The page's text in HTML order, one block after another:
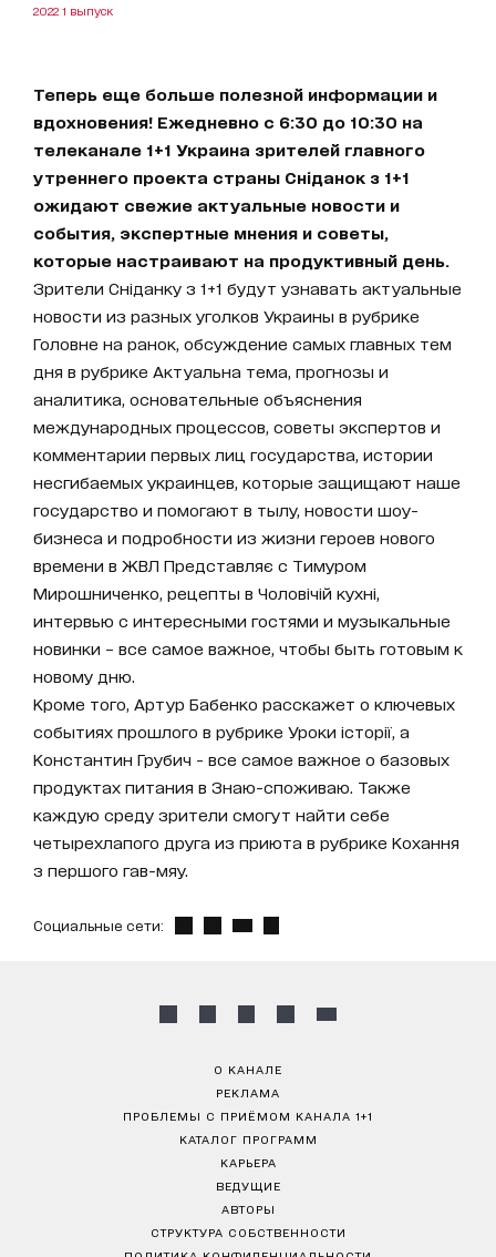
2022 1 выпуск
Теперь еще больше полезной информации и
вдохновения! Ежедневно с 6:30 до 10:30 на
телеканале 1+1 Украина зрителей главного
утреннего проекта страны Сніданок з 1+1
ожидают свежие актуальные новости и
события, экспертные мнения и советы,
которые настраивают на продуктивный день.
Зрители Сніданку з 1+1 будут узнавать актуальные
новости из разных уголков Украины в рубрике
Головне на ранок, обсуждение самых главных тем
дня в рубрике Актуальна тема, прогнозы и
аналитика, основательные объяснения
международных процессов, советы экспертов и
комментарии первых лиц государства, истории
несгибаемых украинцев, которые защищают наше
государство и помогают в тылу, новости шоу-
бизнеса и подробности из жизни героев нового
времени в ЖВЛ Представляє с Тимуром
Мирошниченко, рецепты в Чоловічій кухні,
интервью с интересными гостями и музыкальные
новинки – все самое важное, чтобы быть готовым к
новому дню.
Кроме того, Артур Бабенко расскажет о ключевых
событиях прошлого в рубрике Уроки історії, а
Константин Грубич - все самое важное о базовых
продуктах питания в Знаю-споживаю. Также
каждую среду зрители смогут найти себе
четырехлапого друга из приюта в рубрике Кохання
з першого гав-мяу.
Социальные сети:
О КАНАЛЕ
РЕКЛАМА
ПРОБЛЕМЫ С ПРИЁМОМ КАНАЛА 1+1
КАТАЛОГ ПРОГРАММ
КАРЬЕРА
ВЕДУЩИЕ
АВТОРЫ
СТРУКТУРА СОБСТВЕННОСТИ